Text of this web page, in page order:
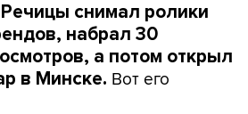
снимал ролики
набрал 30
а потом открыл
в Минске. Вот его